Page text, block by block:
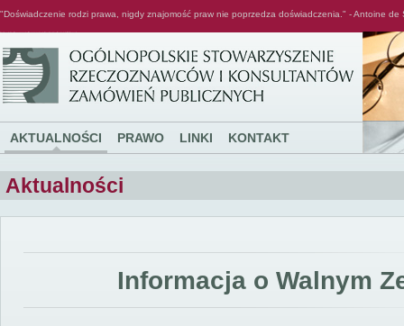
"Doświadczenie rodzi prawa, nigdy znajomość praw nie poprzedza doświadczenia." - Antoine de
AKTUALNOŚCI PRAWO LINKI KONTAKT
Aktualności
Informacja o Walnym